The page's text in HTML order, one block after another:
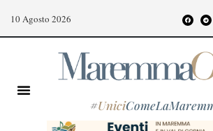
10 Agosto 2026
#Unici